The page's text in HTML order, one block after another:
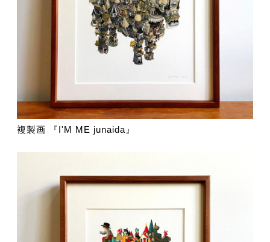
複製画 『I'M ME junaida』